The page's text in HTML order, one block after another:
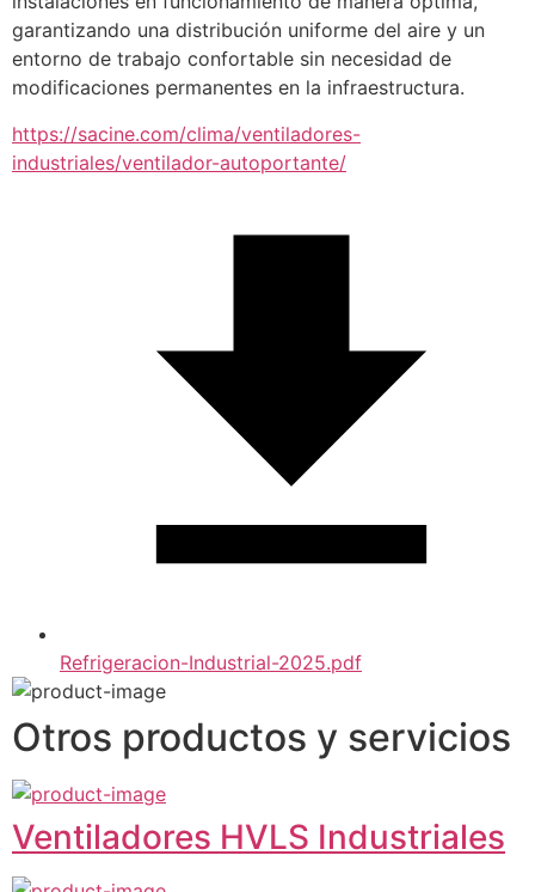
garantizando una distribución uniforme del aire y un
entorno de trabajo confortable sin necesidad de
modificaciones permanentes en la infraestructura.
https://sacine.com/clima/ventiladores-
industriales/ventilador-autoportante/
Refrigeracion-Industrial-2025.pdf
Otros productos y servicios
Ventiladores HVLS Industriales